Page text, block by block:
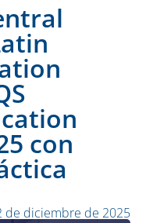
con
de diciembre de 2025